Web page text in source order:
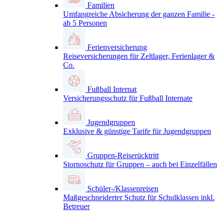
Familien
Umfangreiche Absicherung der ganzen Familie -
ab 5 Personen
Ferienversicherung
Reiseversicherungen für Zeltlager, Ferienlager &
Co.
Fußball Internat
Versicherungsschutz für Fußball Internate
Jugendgruppen
Exklusive & günstige Tarife für Jugendgruppen
Gruppen-Reiserücktritt
Stornoschutz für Gruppen – auch bei Einzelfällen
Schüler-/Klassenreisen
Maßgeschneiderter Schutz für Schulklassen inkl.
Betreuer